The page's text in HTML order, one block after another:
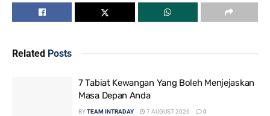
Related Posts
7 Tabiat Kewangan Yang Boleh Menjejaskan
Masa Depan Anda
BYTEAM INTRADAY 7 AUGUST 2026 0